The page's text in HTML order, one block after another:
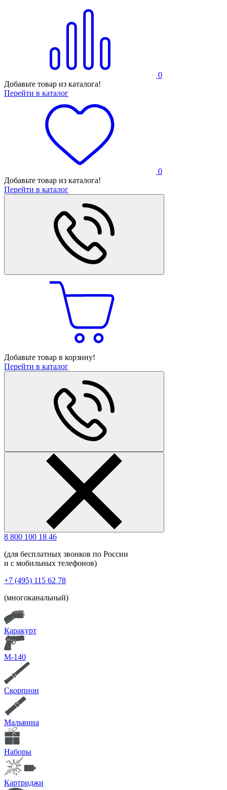
0
Добавьте товар из каталога!
Перейти в каталог
0
Добавьте товар из каталога!
Перейти в каталог
Добавьте товар в корзину!
Перейти в каталог
8 800 100 18 46
(для бесплатных звонков по России
и с мобильных телефонов)
+7 (495) 115 62 78
(многоканальный)
Каракурт
М-140
Скорпион
Мальвина
Наборы
Картриджи